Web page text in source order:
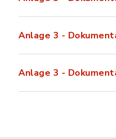
Anlage 3 -
Anlage 3 -